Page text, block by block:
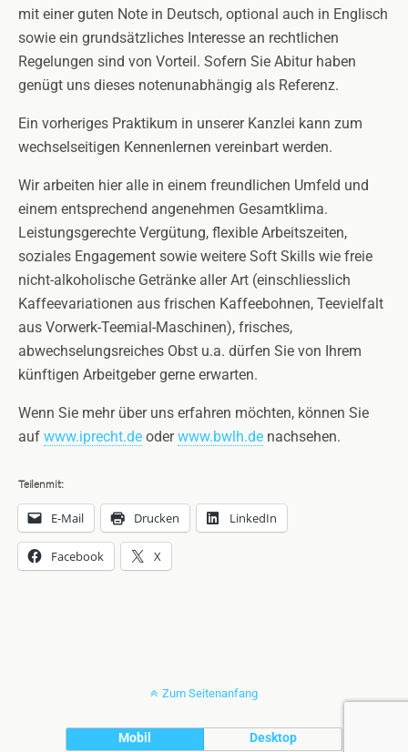
mit einer guten Note in Deutsch, optional auch in Englisch
sowie ein grundsätzliches Interesse an rechtlichen
Regelungen sind von Vorteil. Sofern Sie Abitur haben
genügt uns dieses notenunabhängig als Referenz.
Ein vorheriges Praktikum in unserer Kanzlei kann zum
wechselseitigen Kennenlernen vereinbart werden.
Wir arbeiten hier alle in einem freundlichen Umfeld und
einem entsprechend angenehmen Gesamtklima.
Leistungsgerechte Vergütung, flexible Arbeitszeiten,
soziales Engagement sowie weitere Soft Skills wie freie
nicht-alkoholische Getränke aller Art (einschliesslich
Kaffeevariationen aus frischen Kaffeebohnen, Teevielfalt
aus Vorwerk-Teemial-Maschinen), frisches,
abwechselungsreiches Obst u.a. dürfen Sie von Ihrem
künftigen Arbeitgeber gerne erwarten.
Wenn Sie mehr über uns erfahren möchten, können Sie
auf www.iprecht.de oderwww.bwlh.de nachsehen.
Teilen mit:
E-Mail Drucken LinkedIn
Facebook X
Zum Seitenanfang
Mobil Desktop